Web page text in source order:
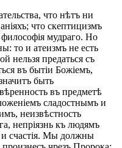
что нѣтъ ни
что скептицизмъ
мудраго. Но
то и атеизмъ не есть
нельзя предаться съ
въ бытіи Божіемъ,
быть
въ предметѣ
сладостнымъ и
неизвѣстность
непріязнь къ людямъ
счастія. Мы должны